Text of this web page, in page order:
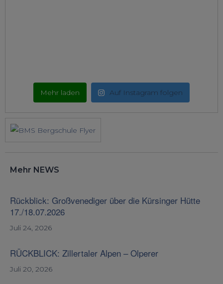
Mehr laden Auf Instagram folgen
Mehr NEWS
Rückblick: Großvenediger über die Kürsinger Hütte
17./18.07.2026
Juli 24, 2026
RÜCKBLICK: Zillertaler Alpen – Olperer
Juli 20, 2026